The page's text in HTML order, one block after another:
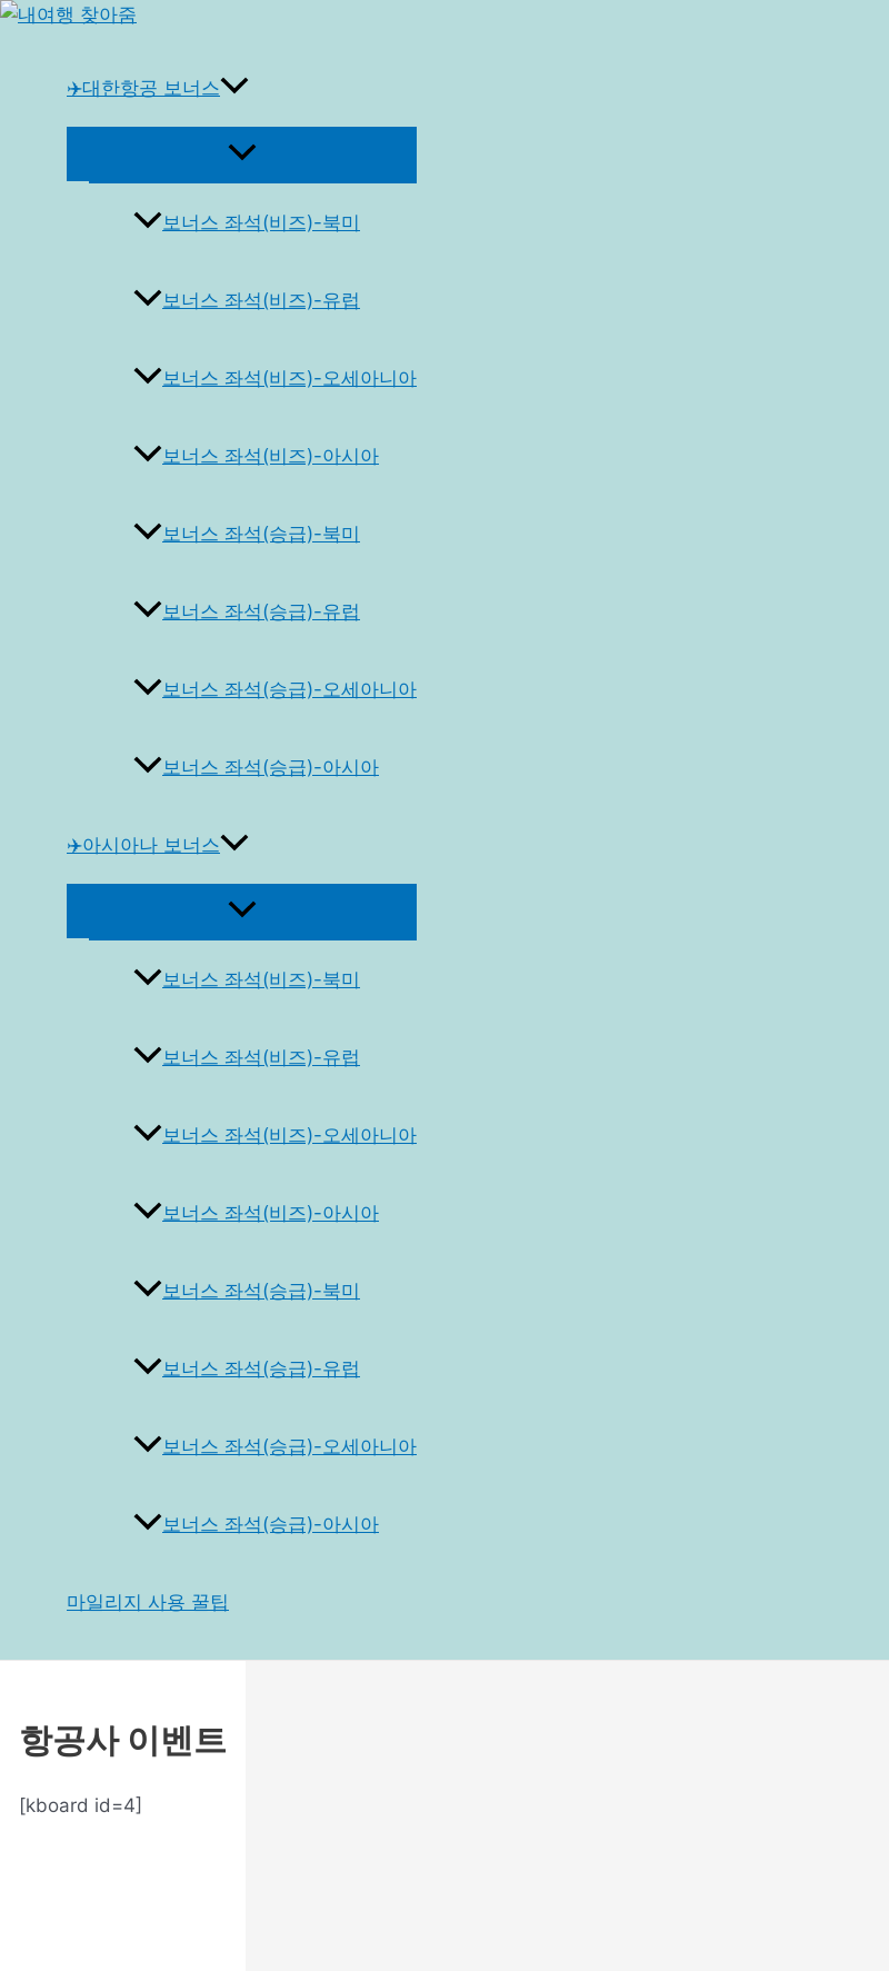
콘
✈️대한항공 보너스
메
토
보너스 좌석(비즈)-북미
보너스 좌석(비즈)-유럽
보너스 좌석(비즈)-오세아니아
보너스 좌석(비즈)-아시아
보너스 좌석(승급)-북미
보너스 좌석(승급)-유럽
보너스 좌석(승급)-오세아니아
보너스 좌석(승급)-아시아
✈️아시아나 보너스
메
토
보너스 좌석(비즈)-북미
보너스 좌석(비즈)-유럽
보너스 좌석(비즈)-오세아니아
보너스 좌석(비즈)-아시아
보너스 좌석(승급)-북미
보너스 좌석(승급)-유럽
보너스 좌석(승급)-오세아니아
보너스 좌석(승급)-아시아
마일리지 사용 꿀팁
항공사 이벤트
[kboard id=4]